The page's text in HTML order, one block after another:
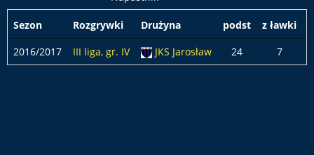
Sezon Rozgrywki Drużyna podst
z ławki
2016/2017
III liga, gr. IV JKS Jarosław 24 7